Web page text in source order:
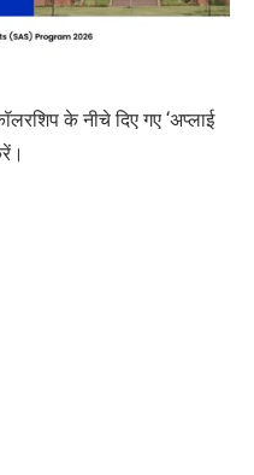
के नीचे दिए गए ‘अप्लाई